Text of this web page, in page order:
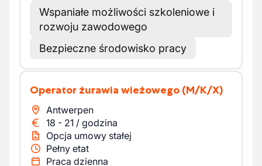
Wspaniałe możliwości szkoleniowe i
rozwoju zawodowego
Bezpieczne środowisko pracy
Operator żurawia wieżowego (M/K/X)
Antwerpen
18 - 21 / godzina
Opcja umowy stałej
Pełny etat
Praca dzienna